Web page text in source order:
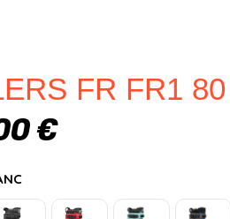
FR FR1 80
€